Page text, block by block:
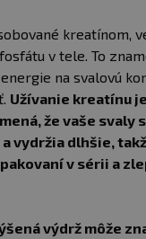
kreatínom,
v tele. To
na svalovú
Užívanie kreatínu
že vaše svaly
vydržia dlhšie,
v sérii a
výdrž môže